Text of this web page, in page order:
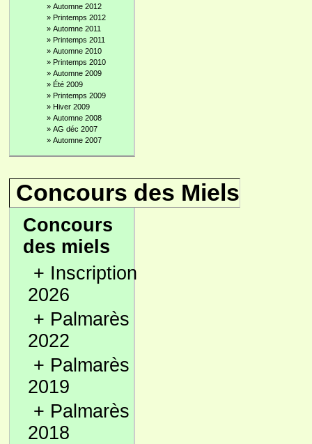
» Automne 2012
» Printemps 2012
» Automne 2011
» Printemps 2011
» Automne 2010
» Printemps 2010
» Automne 2009
» Été 2009
» Printemps 2009
» Hiver 2009
» Automne 2008
» AG déc 2007
» Automne 2007
Concours des Miels
Concours
des miels
+ Inscription
2026
+ Palmarès
2022
+ Palmarès
2019
+ Palmarès
2018